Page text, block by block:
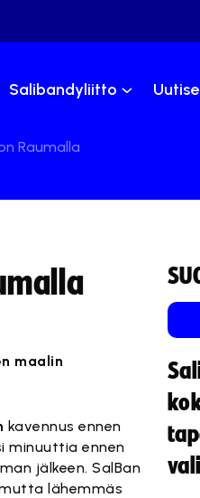
Salibandyliitto
Raumalla
maalin
kavennus ennen
minuuttia ennen
jälkeen. SalBan
lähemmäs